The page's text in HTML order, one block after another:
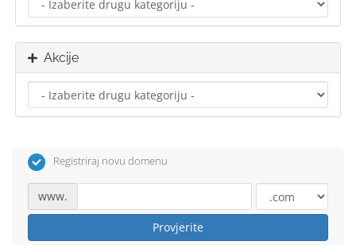
Akcije
Registriraj novu domenu
www.
Provjerite